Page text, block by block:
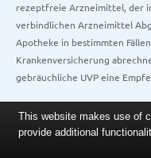
rezeptfreie Arzneimittel, der
verbindlichen Arzneimittel
Apotheke in bestimmten
Krankenversicherung
gebräuchliche UVP eine
This website makes use of
provide additional